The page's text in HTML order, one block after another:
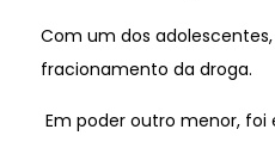
Com um dos
fracionamento da droga.
Em poder outro menor, foi